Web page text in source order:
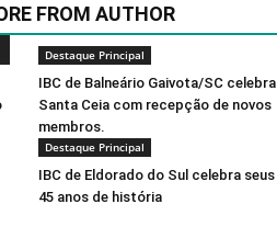
FROM AUTHOR
Destaque Principal
IBC de Balneário Gaivota/SC celebra
Santa Ceia com recepção de novos
membros.
Destaque Principal
IBC de Eldorado do Sul celebra seus
45 anos de história